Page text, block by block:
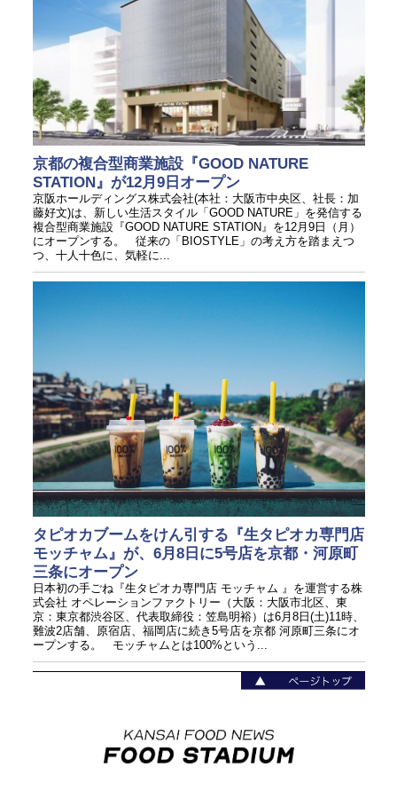
京都の複合型商業施設『GOOD NATURE
STATION』が12月9日オープン
京阪ホールディングス株式会社(本社：大阪市中央区、社長：加
藤好文)は、新しい生活スタイル「GOOD NATURE」を発信する
複合型商業施設『GOOD NATURE STATION』を12月9日（月）
にオープンする。 従来の「BIOSTYLE」の考え方を踏まえつ
つ、十人十色に、気軽に...
タピオカブームをけん引する『生タピオカ専門店
モッチャム』が、6月8日に5号店を京都・河原町
三条にオープン
日本初の手ごね『生タピオカ専門店 モッチャム 』を運営する株
式会社 オペレーションファクトリー（大阪：大阪市北区、東
京：東京都渋谷区、代表取締役：笠島明裕）は6月8日(土)11時、
難波2店舗、原宿店、福岡店に続き5号店を京都 河原町三条にオ
ープンする。 モッチャムとは100%という...